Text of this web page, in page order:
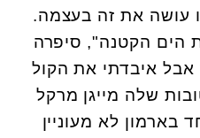
עושה את זה בעצמה.
הים הקטנה", סיפרה
אבל איבדתי את הקול
שלה מייגן מרקל
לא מעוניין